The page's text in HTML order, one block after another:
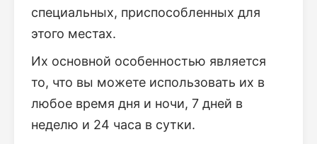
специальных, приспособленных для
этого местах.
Их основной особенностью является
то, что вы можете использовать их в
любое время дня и ночи, 7 дней в
неделю и 24 часа в сутки.